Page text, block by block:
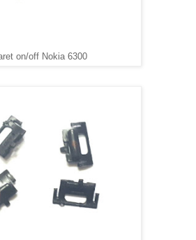
on/off Nokia 6300